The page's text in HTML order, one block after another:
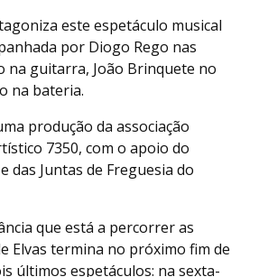
este espetáculo musical
por Diogo Rego nas
na guitarra, João Brinquete no
na bateria.
produção da associação
7350, com o apoio do
das Juntas de Freguesia do
que está a percorrer as
Elvas termina no próximo fim de
últimos espetáculos: na sexta-